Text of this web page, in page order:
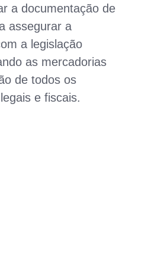
a documentação de
assegurar a
a legislação
as mercadorias
de todos os
e fiscais.